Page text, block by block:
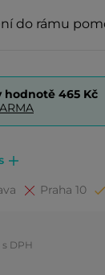
do rámu
hodnotě 465 Kč
Praha 10
s DPH